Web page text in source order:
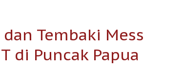
dan Tembaki Mess
di Puncak Papua